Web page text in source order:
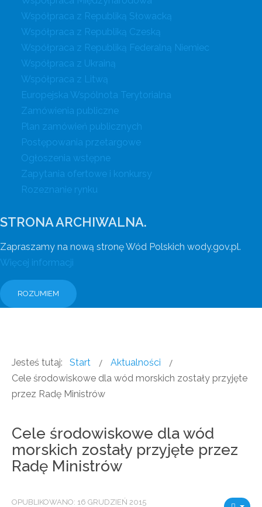
Współpraca z Republiką Słowacką
Współpraca z Republiką Czeską
Współpraca z Republiką Federalną Niemiec
Współpraca z Ukrainą
Współpraca z Litwą
Europejska Wspólnota Terytorialna
Zamówienia publiczne
Plan zamówień publicznych
Postępowania przetargowe
Ogłoszenia wstępne
Zapytania ofertowe i konkursy
Rozeznanie rynku
STRONA ARCHIWALNA.
Zapraszamy na nową stronę Wód Polskich wody.gov.pl.
Więcej informacji
ROZUMIEM
Jesteś tutaj: Start
Aktualności
Cele środowiskowe dla wód morskich zostały przyjęte
przez Radę Ministrów
Cele środowiskowe dla wód
morskich zostały przyjęte przez
Radę Ministrów
OPUBLIKOWANO: 16 GRUDZIEŃ 2015